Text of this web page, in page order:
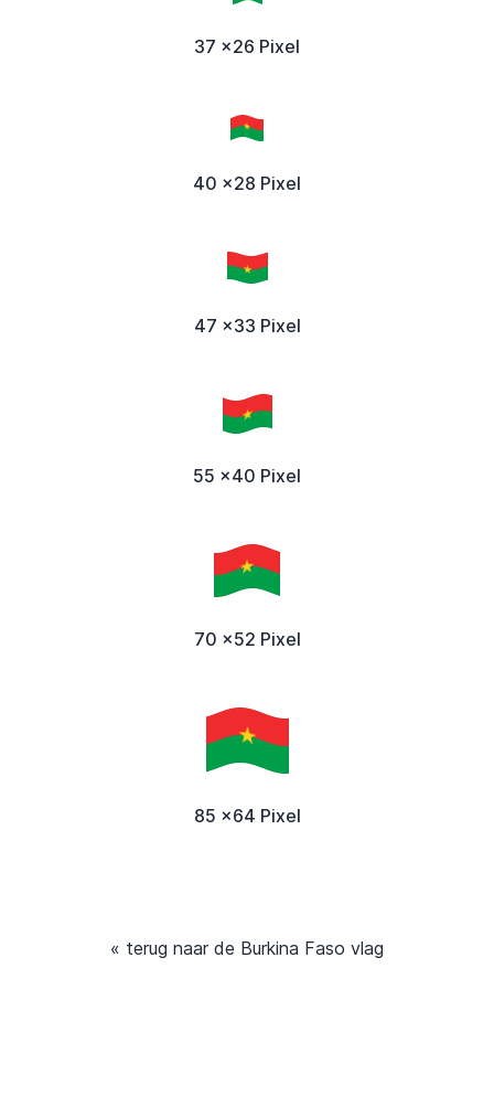
37 x26 Pixel
40 x28 Pixel
47 x33 Pixel
55 x40 Pixel
70 x52 Pixel
85 x64 Pixel
« terug naar de Burkina Faso vlag